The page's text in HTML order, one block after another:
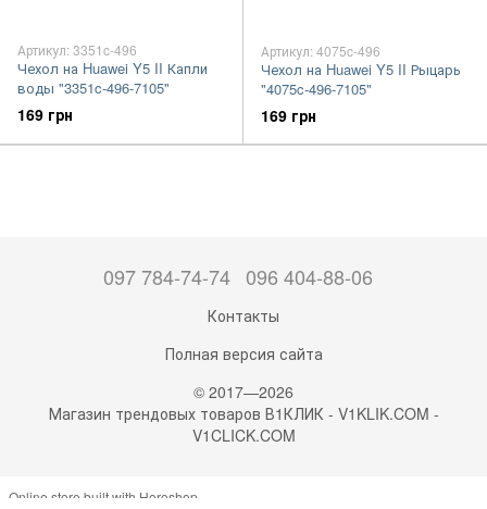
Артикул: 3351c-496
Чехол на Huawei Y5 II Капли
воды "3351c-496-7105"
169 грн
Артикул: 4075c-496
Чехол на Huawei Y5 II Рыцарь
"4075c-496-7105"
169 грн
097 784-74-74 096 404-88-06
Контакты
Полная версия сайта
© 2017—2026
Магазин трендовых товаров В1КЛИК - V1KLIK.COM -
V1CLICK.COM
Online store built with Horoshop